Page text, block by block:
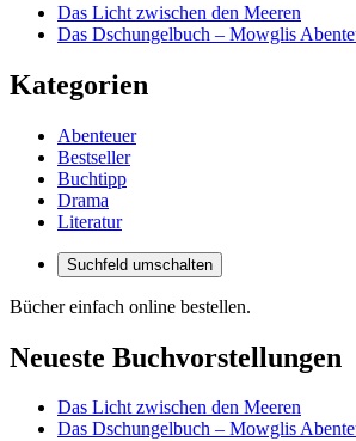
Das Licht zwischen den Meeren
Das Dschungelbuch – Mowglis
Kategorien
Abenteuer
Bestseller
Buchtipp
Drama
Literatur
Suchfeld umschalten
Bücher einfach online bestellen.
Neueste Buchvorstellungen
Das Licht zwischen den Meeren
Das Dschungelbuch – Mowglis